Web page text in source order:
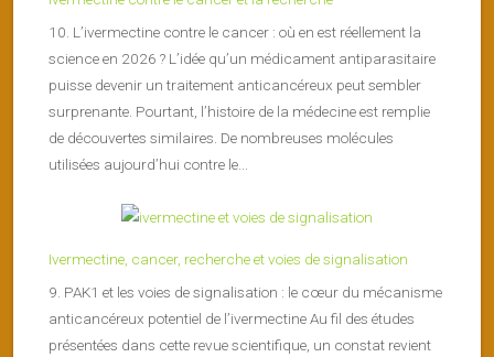
10. L’ivermectine contre le cancer : où en est réellement la
science en 2026 ? L’idée qu’un médicament antiparasitaire
puisse devenir un traitement anticancéreux peut sembler
surprenante. Pourtant, l’histoire de la médecine est remplie
de découvertes similaires. De nombreuses molécules
utilisées aujourd’hui contre le...
Ivermectine, cancer, recherche et voies de signalisation
9. PAK1 et les voies de signalisation : le cœur du mécanisme
anticancéreux potentiel de l’ivermectine Au fil des études
présentées dans cette revue scientifique, un constat revient